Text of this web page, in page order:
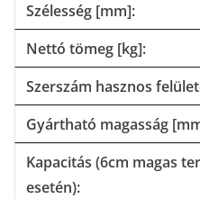
Szélesség [mm]:
Nettó tömeg [kg]:
Szerszám hasznos
Gyártható magasság
Kapacitás (6cm magas
esetén):